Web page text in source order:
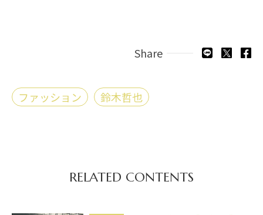
Share
ファッション 鈴木哲也
RELATED CONTENTS